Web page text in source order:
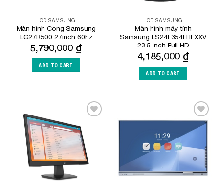
LCD SAMSUNG
Màn hình Cong Samsung
LC27R500 27inch 60hz
5,790,000 ₫
ADD TO CART
LCD SAMSUNG
Màn hình máy tính
Samsung LS24F354FHEXXV
23.5 inch Full HD
4,185,000 ₫
ADD TO CART
Wishlist
Add to
Wishlist